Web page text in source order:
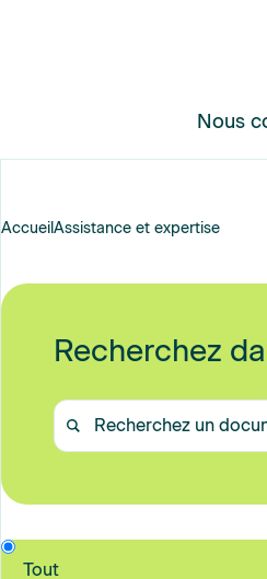
Nous
AccueilAssistance et expertise
Recherchez
Recherchez
un
Types de
Type
Tout